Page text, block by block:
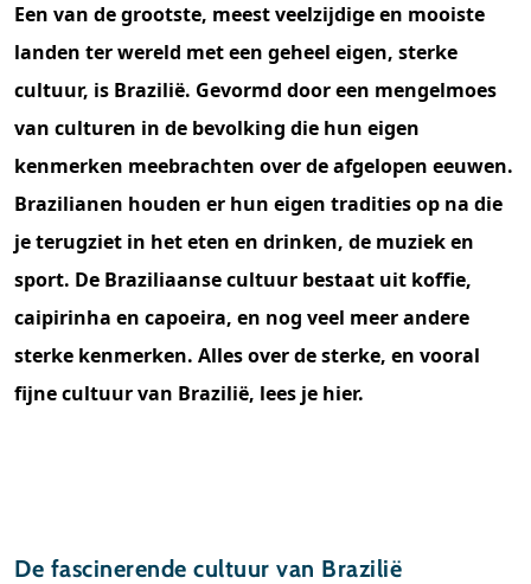
Een van de grootste, meest veelzijdige en mooiste
landen ter wereld met een geheel eigen, sterke
cultuur, is Brazilië. Gevormd door een mengelmoes
van culturen in de bevolking die hun eigen
kenmerken meebrachten over de afgelopen eeuwen.
Brazilianen houden er hun eigen tradities op na die
je terugziet in het eten en drinken, de muziek en
sport. De Braziliaanse cultuur bestaat uit koffie,
caipirinha en capoeira, en nog veel meer andere
sterke kenmerken. Alles over de sterke, en vooral
fijne cultuur van Brazilië, lees je hier.
De fascinerende cultuur van Brazilië